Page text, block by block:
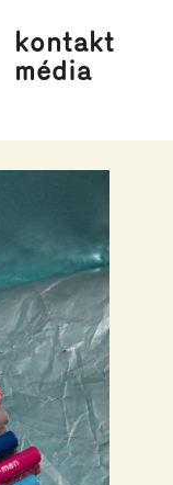
kontakt
média